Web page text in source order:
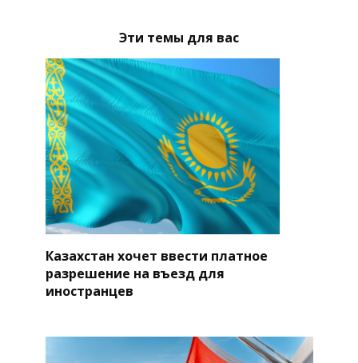
Эти темы для вас
Казахстан хочет ввести платное
разрешение на въезд для
иностранцев